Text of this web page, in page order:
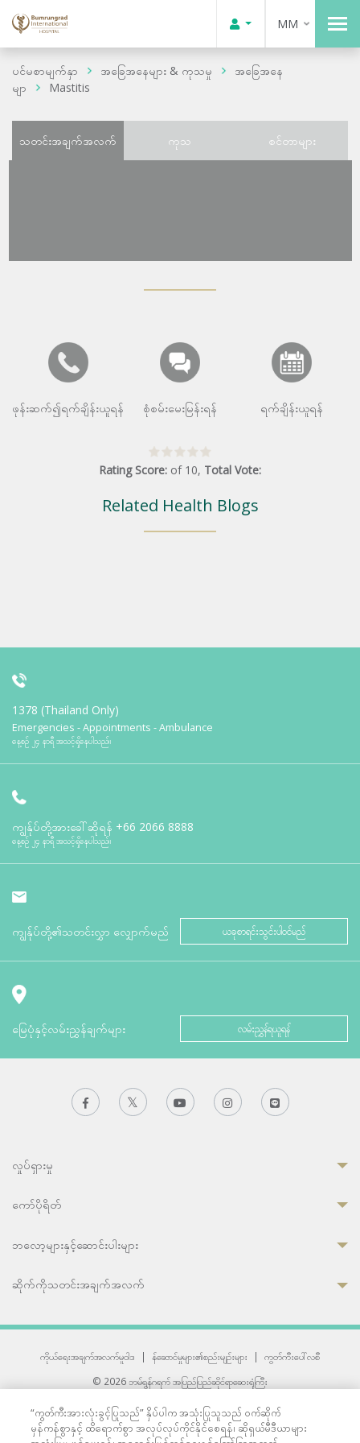
MM
ပင်မစာမျက်နှာ အခြေအနေများ & ကုသမှု
အခြေအနေ
မျာ
Mastitis
သတင်းအချက်အလက် ကုသ စင်တာများ
ဖုန်းဆက်၍ရက်ချိန်းယူရန် စုံစမ်းမေးမြန်းရန် ရက်ချိန်းယူရန်
Rating Score: of 10, Total Vote:
Related Health Blogs
1378 (Thailand Only)
Emergencies - Appointments - Ambulance
နေ့စဉ် ၂၄ နာရီ အသင့်ရှိနေပါသည်။
ကျွန်ုပ်တို့အားခေါ်ဆိုရန် +66 2066 8888
နေ့စဉ် ၂၄ နာရီ အသင့်ရှိနေပါသည်။
ကျွန်ုပ်တို့၏သတင်းလွှာ လျှောက်မည် ယခုစာရင်းသွင်းပါဝင်မည်
မြေပုံနှင့်လမ်းညွှန်ချက်များ လမ်းညွှန်ရယူရန်
လှုပ်ရှားမှု
ကော်ပိုရိတ်
ဘလော့များနှင့်ဆောင်းပါးများ
ဆိုက်ကိုသတင်းအချက်အလက်
ကိုယ်ရေးအချက်အလက်မူဝါဒ | န်ဆောင်မှုများ၏စည်းမျဉ်းများ |
ကွတ်ကီးပေါ်လစီ
© 2026 ဘမ်ရွန်ဂရက် အပြည်ပြည်ဆိုင်ရာဆေးရုံကြီး
33 Sukhumvit 3, Wattana, Bangkok 10110 Thailand.
All rights reserved.
“ကွတ်ကီးအားလုံးခွင့်ပြုသည်” နှိပ်ပါက အသုံးပြုသူသည် ဝက်ဆိုက်
မှန်ကန်စွာနှင့် ထိရောက်စွာ အလုပ်လုပ်ကိုင်နိုင်စေရန်၊ ဆိုရှယ်မီဒီယာများ